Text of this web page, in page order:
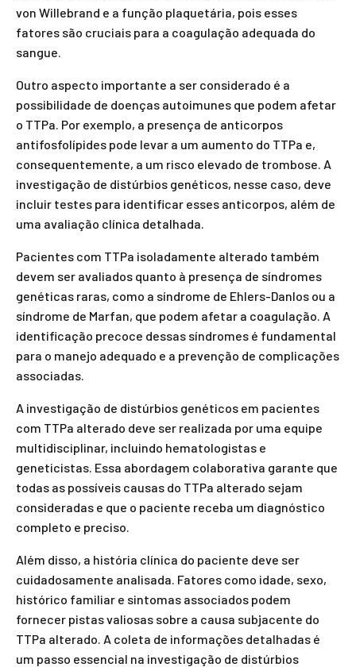
von Willebrand e a função plaquetária, pois esses
fatores são cruciais para a coagulação adequada do
sangue.
Outro aspecto importante a ser considerado é a
possibilidade de doenças autoimunes que podem afetar
o TTPa. Por exemplo, a presença de anticorpos
antifosfolípides pode levar a um aumento do TTPa e,
consequentemente, a um risco elevado de trombose. A
investigação de distúrbios genéticos, nesse caso, deve
incluir testes para identificar esses anticorpos, além de
uma avaliação clínica detalhada.
Pacientes com TTPa isoladamente alterado também
devem ser avaliados quanto à presença de síndromes
genéticas raras, como a síndrome de Ehlers-Danlos ou a
síndrome de Marfan, que podem afetar a coagulação. A
identificação precoce dessas síndromes é fundamental
para o manejo adequado e a prevenção de complicações
associadas.
A investigação de distúrbios genéticos em pacientes
com TTPa alterado deve ser realizada por uma equipe
multidisciplinar, incluindo hematologistas e
geneticistas. Essa abordagem colaborativa garante que
todas as possíveis causas do TTPa alterado sejam
consideradas e que o paciente receba um diagnóstico
completo e preciso.
Além disso, a história clínica do paciente deve ser
cuidadosamente analisada. Fatores como idade, sexo,
histórico familiar e sintomas associados podem
fornecer pistas valiosas sobre a causa subjacente do
TTPa alterado. A coleta de informações detalhadas é
um passo essencial na investigação de distúrbios